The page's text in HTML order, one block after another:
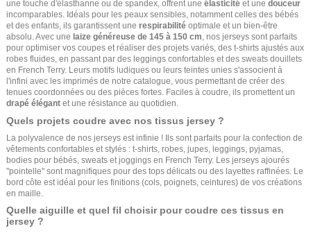
une touche d'élasthanne ou de spandex, offrent une élasticité et une douceur
incomparables. Idéals pour les peaux sensibles, notamment celles des bébés
et des enfants, ils garantissent une respirabilité optimale et un bien-être
absolu. Avec une laize généreuse de 145 à 150 cm, nos jerseys sont parfaits
pour optimiser vos coupes et réaliser des projets variés, des t-shirts ajustés aux
robes fluides, en passant par des leggings confortables et des sweats douillets
en French Terry. Leurs motifs ludiques ou leurs teintes unies s'associent à
l'infini avec les imprimés de notre catalogue, vous permettant de créer des
tenues coordonnées ou des pièces fortes. Faciles à coudre, ils promettent un
drapé élégant et une résistance au quotidien.
Quels projets coudre avec nos tissus jersey ?
La polyvalence de nos jerseys est infinie ! Ils sont parfaits pour la confection de
vêtements confortables et stylés : t-shirts, robes, jupes, leggings, pyjamas,
bodies pour bébés, sweats et joggings en French Terry. Les jerseys ajourés
"pointelle" sont magnifiques pour des tops délicats ou des layettes raffinées. Le
bord côte est idéal pour les finitions (cols, poignets, ceintures) de vos créations
en maille.
Quelle aiguille et quel fil choisir pour coudre ces tissus en
jersey ?